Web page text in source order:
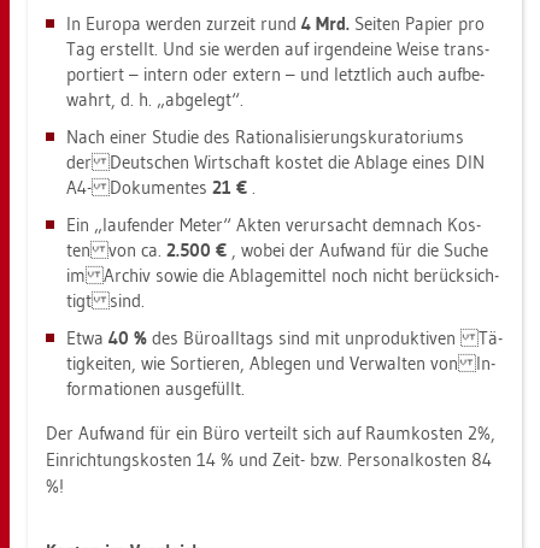
In Eu­ro­pa wer­den zur­zeit rund 4 Mrd. Sei­ten Pa­pier pro
Tag er­stellt. Und sie wer­den auf ir­gend­ei­ne Weise trans­
por­tiert – in­tern oder ex­tern – und letzt­lich auch auf­be­
wahrt, d. h. „ab­ge­legt“.
Nach einer Stu­die des Ra­tio­na­li­sie­rungs­ku­ra­to­ri­ums
der Deut­schen Wirt­schaft kos­tet die Ab­la­ge eines DIN
A4- Do­ku­men­tes 21 € .
Ein „lau­fen­der Meter“ Akten ver­ur­sacht dem­nach Kos­
ten von ca. 2.500 € , wobei der Auf­wand für die Suche
im Ar­chiv sowie die Ab­la­ge­mit­tel noch nicht be­rück­sich­
tigt sind.
Etwa 40 % des Bü­ro­all­tags sind mit un­pro­duk­ti­ven Tä­
tig­kei­ten, wie Sor­tie­ren, Ab­le­gen und Ver­wal­ten von In­
for­ma­tio­nen aus­ge­füllt.
Der Auf­wand für ein Büro ver­teilt sich auf Raum­kos­ten 2%,
Ein­rich­tungs­kos­ten 14 % und Zeit- bzw. Per­so­nal­kos­ten 84
%!